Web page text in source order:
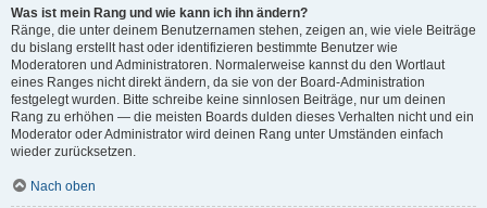
Was ist mein Rang und wie kann ich ihn ändern?
Ränge, die unter deinem Benutzernamen stehen, zeigen an, wie viele Beiträge
du bislang erstellt hast oder identifizieren bestimmte Benutzer wie
Moderatoren und Administratoren. Normalerweise kannst du den Wortlaut
eines Ranges nicht direkt ändern, da sie von der Board-Administration
festgelegt wurden. Bitte schreibe keine sinnlosen Beiträge, nur um deinen
Rang zu erhöhen — die meisten Boards dulden dieses Verhalten nicht und ein
Moderator oder Administrator wird deinen Rang unter Umständen einfach
wieder zurücksetzen.
Nach oben